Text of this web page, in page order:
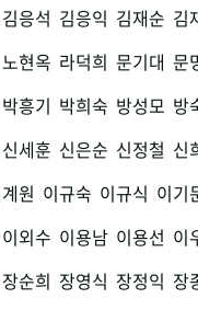
김응석 김응익 김재순 김
노현옥 라덕희 문기대 문
박흥기 박희숙 방성모 방
신세훈 신은순 신정철 신
원 이규숙 이규식 이기
이외수 이용남 이용선 이
장순희 장영식 장정익 장